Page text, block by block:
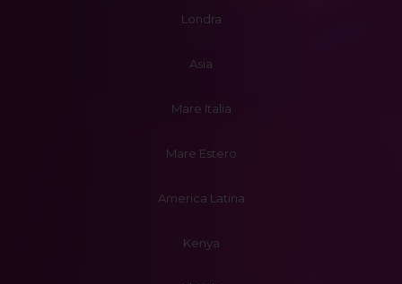
Londra
Asia
Mare Italia
Mare Estero
America Latina
Kenya